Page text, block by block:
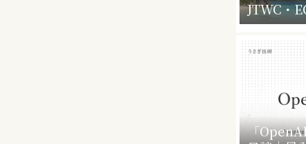
JTWC・
暴風警報
「